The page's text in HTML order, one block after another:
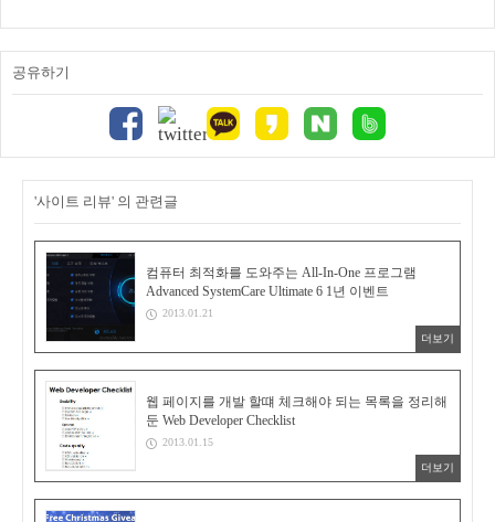
공유하기
'사이트 리뷰' 의 관련글
컴퓨터 최적화를 도와주는 All-In-One 프로그램
Advanced SystemCare Ultimate 6 1년 이벤트
2013.01.21
더보기
웹 페이지를 개발 할떄 체크해야 되는 목록을 정리해
둔 Web Developer Checklist
2013.01.15
더보기